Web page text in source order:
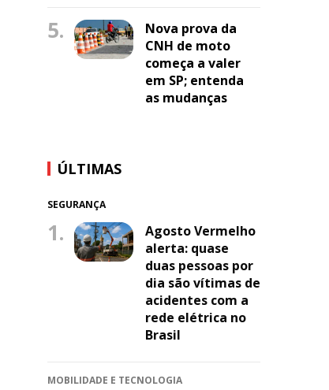
5.
Nova prova da
CNH de moto
começa a valer
em SP; entenda
as mudanças
ÚLTIMAS
SEGURANÇA
1.
Agosto Vermelho
alerta: quase
duas pessoas por
dia são vítimas de
acidentes com a
rede elétrica no
Brasil
MOBILIDADE E TECNOLOGIA